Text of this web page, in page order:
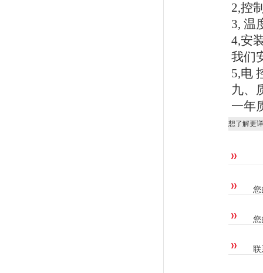
2,控
3, 温
4,安
我们
5,电
九、
一年
想了解更
您
您
联